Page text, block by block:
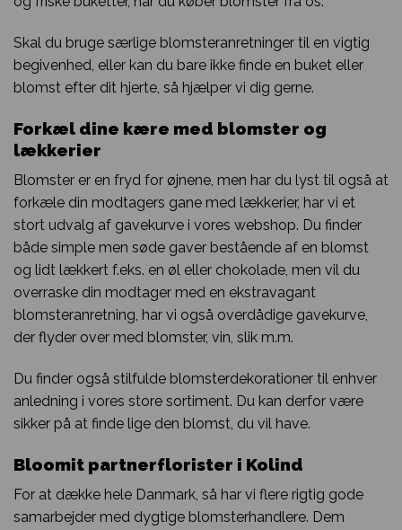
Skal du bruge særlige blomsteranretninger til en vigtig
begivenhed, eller kan du bare ikke finde en buket eller
blomst efter dit hjerte, så hjælper vi dig gerne.
Forkæl dine kære med blomster og
lækkerier
Blomster er en fryd for øjnene, men har du lyst til også at
forkæle din modtagers gane med lækkerier, har vi et
stort udvalg af gavekurve i vores webshop. Du finder
både simple men søde gaver bestående af en blomst
og lidt lækkert f.eks. en øl eller chokolade, men vil du
overraske din modtager med en ekstravagant
blomsteranretning, har vi også overdådige gavekurve,
der flyder over med blomster, vin, slik m.m.
Du finder også stilfulde blomsterdekorationer til enhver
anledning i vores store sortiment. Du kan derfor være
sikker på at finde lige den blomst, du vil have.
Bloomit partnerflorister i Kolind
For at dække hele Danmark, så har vi flere rigtig gode
samarbejder med dygtige blomsterhandlere. Dem